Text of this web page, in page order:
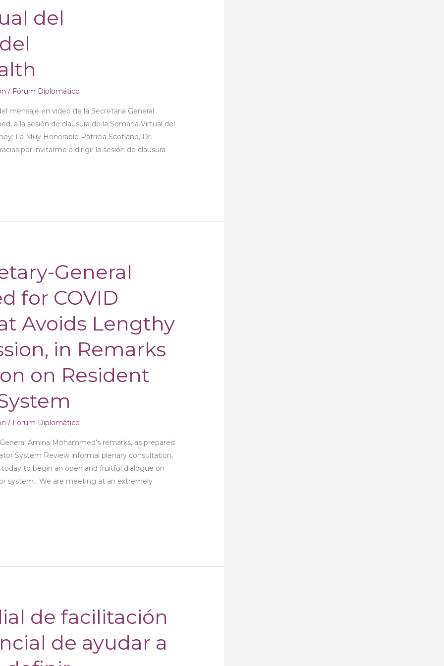
del
/ Fórum Diplomático
mensaje en video de la Secretaria General
a la sesión de clausura de la Semana Virtual del
La Muy Honorable Patricia Scotland, Dr.
por invitarme a dirigir la sesión de clausura
General
for COVID
Avoids Lengthy
in Remarks
on Resident
/ Fórum Diplomático
Amina Mohammed’s remarks, as prepared
System Review informal plenary consultation,
to begin an open and fruitful dialogue on
system. We are meeting at an extremely
de facilitación
de ayudar a